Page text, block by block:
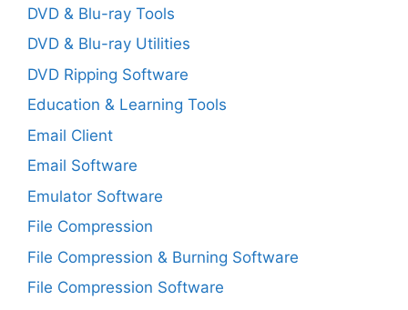
DVD & Blu-ray Tools
DVD & Blu-ray Utilities
DVD Ripping Software
Education & Learning Tools
Email Client
Email Software
Emulator Software
File Compression
File Compression & Burning Software
File Compression Software